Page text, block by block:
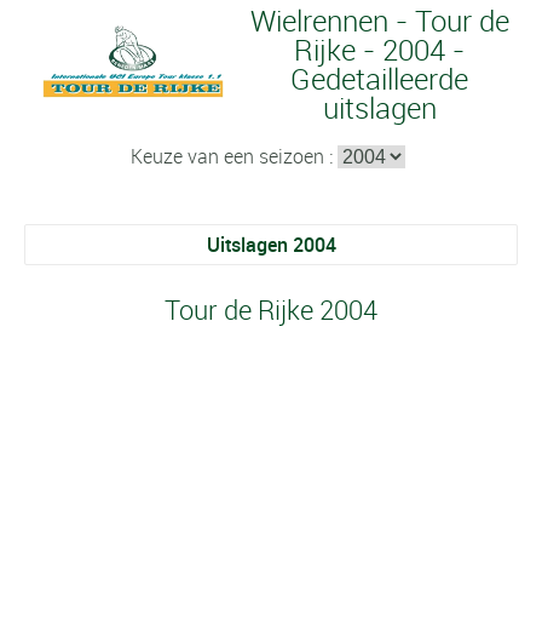
Wielrennen - Tour de
Rijke - 2004 -
Gedetailleerde
uitslagen
Keuze van een seizoen :
Uitslagen 2004
Tour de Rijke 2004